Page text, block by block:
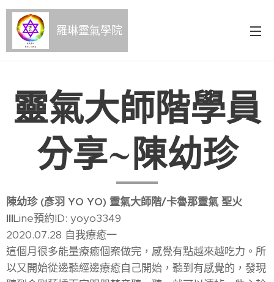
羅琳靈氣學院
靈氣大師階學員
分享~陳幼珍
陳幼珍 (彥羽 YO YO) 靈氣大師階/卡魯那靈氣 聖火
IIILine預約ID: yoyo3349
2020.07.28 自我療癒一
這個月很多能量療癒個案做完，感覺有點越來越吃力。所
以又開始從邊聽經邊療癒自己開始，聽到有感覺的，發現